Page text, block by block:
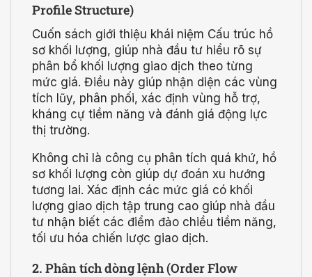
Profile Structure)
Cuốn sách giới thiệu khái niệm Cấu trúc hồ
sơ khối lượng, giúp nhà đầu tư hiểu rõ sự
phân bổ khối lượng giao dịch theo từng
mức giá. Điều này giúp nhận diện các vùng
tích lũy, phân phối, xác định vùng hỗ trợ,
kháng cự tiềm năng và đánh giá động lực
thị trường.
Không chỉ là công cụ phân tích quá khứ, hồ
sơ khối lượng còn giúp dự đoán xu hướng
tương lai. Xác định các mức giá có khối
lượng giao dịch tập trung cao giúp nhà đầu
tư nhận biết các điểm đảo chiều tiềm năng,
tối ưu hóa chiến lược giao dịch.
2. Phân tích dòng lệnh (Order Flow